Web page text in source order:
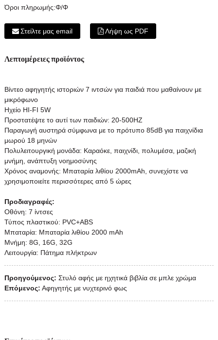
Όροι πληρωμής:Φ/Φ
Στείλτε μας email Λήψη ως PDF
Λεπτομέρειες προϊόντος
Βίντεο αφηγητής ιστοριών 7 ιντσών για παιδιά που μαθαίνουν με
μικρόφωνο
Ηχείο HI-FI 5W
Προστατέψτε το αυτί των παιδιών: 20-500HZ
Παραγωγή αυστηρά σύμφωνα με το πρότυπο 85dB για παιχνίδια
μωρού 18 μηνών
Πολυλειτουργική μονάδα: Καραόκε, παιχνίδι, πολυμέσα, μαζική
μνήμη, ανάπτυξη νοημοσύνης
Χρόνος αναμονής: Μπαταρία λιθίου 2000mAh, συνεχίστε να
χρησιμοποιείτε περισσότερες από 5 ώρες
Προδιαγραφές:
Οθόνη: 7 ίντσες
Τύπος πλαστικού: PVC+ABS
Μπαταρία: Μπαταρία λιθίου 2000 mAh
Μνήμη: 8G, 16G, 32G
Λειτουργία: Πάτημα πλήκτρων
Προηγούμενος: Στυλό αφής με ηχητικά βιβλία σε μπλε χρώμα
Επόμενος: Αφηγητής με νυχτερινό φως